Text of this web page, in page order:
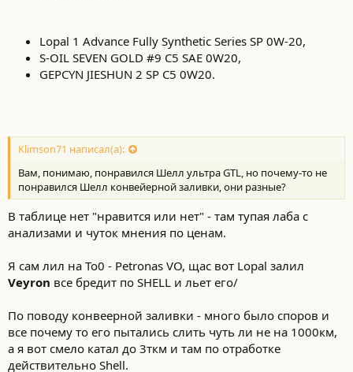
Lopal 1 Advance Fully Synthetic Series SP 0W-20,
S-OIL SEVEN GOLD #9 C5 SAE 0W20,
GEPCYN JIESHUN 2 SP C5 0W20.
Klimson71 написал(а):
Вам, понимаю, понравился Шелл ультра GTL, но почему-то не
понравился Шелл конвейерной заливки, они разные?
В таблице нет "нравится или нет" - там тупая лаба с
анализами и чуток мнения по ценам.
Я сам лил на То0 - Petronas VO, щас вот Lopal залил
Veyron все бредит по SHELL и льет его/
По поводу конвеерной заливки - много было споров и
все почему то его пытались слить чуть ли не на 1000км,
а я вот смело катал до 3ткм и там по отработке
действительно Shell.